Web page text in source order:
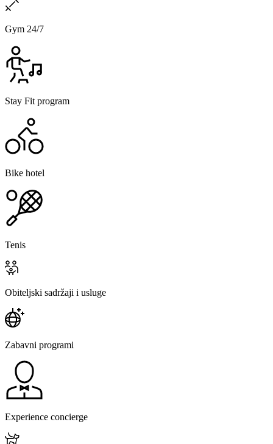
Gym 24/7
Stay Fit program
Bike hotel
Tenis
Obiteljski sadržaji i usluge
Zabavni programi
Experience concierge